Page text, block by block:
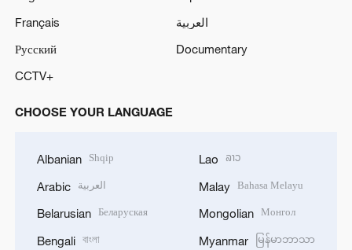
Français
العربية
Русский
Documentary
CCTV+
CHOOSE YOUR LANGUAGE
Albanian Shqip
Arabic العربية
Belarusian Беларуская
Bengali বাংলা
Lao ລາວ
Malay Bahasa Melayu
Mongolian Монгол
Myanmar မြန်မာဘာသာ